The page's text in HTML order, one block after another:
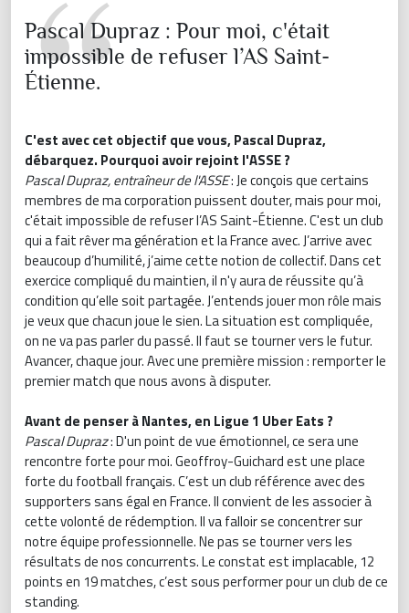
Pascal Dupraz : Pour moi, c'était
impossible de refuser l’AS Saint-
Étienne.
C'est avec cet objectif que vous, Pascal Dupraz,
débarquez. Pourquoi avoir rejoint l'ASSE ?
Pascal Dupraz, entraîneur de l'ASSE: Je conçois que certains
membres de ma corporation puissent douter, mais pour moi,
c'était impossible de refuser l’AS Saint-Étienne. C'est un club
qui a fait rêver ma génération et la France avec. J’arrive avec
beaucoup d’humilité, j’aime cette notion de collectif. Dans cet
exercice compliqué du maintien, il n'y aura de réussite qu’à
condition qu’elle soit partagée. J’entends jouer mon rôle mais
je veux que chacun joue le sien. La situation est compliquée,
on ne va pas parler du passé. Il faut se tourner vers le futur.
Avancer, chaque jour. Avec une première mission : remporter le
premier match que nous avons à disputer.
Avant de penser à Nantes, en Ligue 1 Uber Eats ?
Pascal Dupraz: D'un point de vue émotionnel, ce sera une
rencontre forte pour moi. Geoffroy-Guichard est une place
forte du football français. C’est un club référence avec des
supporters sans égal en France. Il convient de les associer à
cette volonté de rédemption. Il va falloir se concentrer sur
notre équipe professionnelle. Ne pas se tourner vers les
résultats de nos concurrents. Le constat est implacable, 12
points en 19 matches, c’est sous performer pour un club de ce
standing.